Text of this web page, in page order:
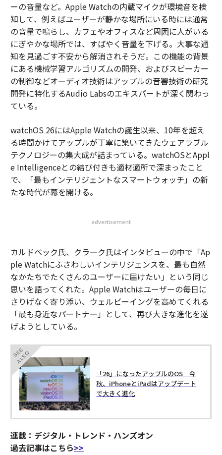
ーの音量など。Apple Watchの内蔵マイクが環境音を検
知して、例えばユーザーが静かな場所にいる時には通常
の音量で鳴らし、カフェやオフィスなど周囲に人がいる
にぎやかな場所では、すばやく音量を下げる。大事な通
知を見過ごす不安から解消されそうだ。この機能の背景
にある機械学習アルゴリズムの開発、およびスピーカー
の制御などオーディオ技術はアップルの音響技術の研究
開発に特化するAudio Labsのエキスパートが深く関わっ
ている。
watchOS 26にはApple Watchの誕生以来、10年を超え
る時間かけてアップルが丁寧に築いてきたウェアラブル
テクノロジーの集大成が詰まっている。watchOSとAppl
e Intelligenceとの結び付きも適材適所で深まったこと
で、「最もインテリジェントなスマートウォッチ」の新
たな時代が幕を開ける。
advertisement
カルドベック氏、クラーク氏はインタビューの中で「Ap
ple Watchにふさわしいインテリジェンスを、最も自然
なかたちでたくさんのユーザーに届けたい」という同じ
思いを語ってくれた。Apple Watchはユーザーの毎日に
さりげなく寄り添い、ウェルビーイングを高めてくれる
「最も身近なパートナー」として、再び大きな進化を遂
げようとしている。
SEE
ALSO
「26」になったアップルのOS 今
秋、iPhoneとiPadはアップデート
で大きく進化
連載：デジタル・トレンド・ハンズオン
過去記事はこちら>>